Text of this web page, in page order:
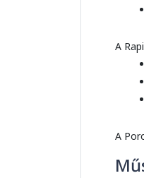
A
A